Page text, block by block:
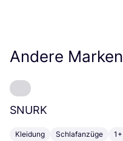
Andere Marken
SNURK
Kleidung Schlafanzüge 1+